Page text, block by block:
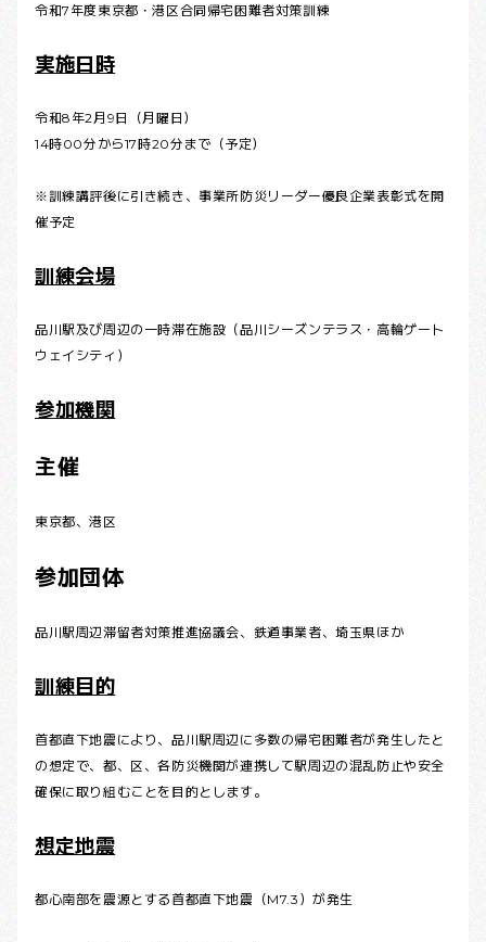
令和7年度東京都・港区合同帰宅困難者対策訓練
実施日時
令和8年2月9日（月曜日）
14時00分から17時20分まで（予定）
※訓練講評後に引き続き、事業所防災リーダー優良企業表彰式を開
催予定
訓練会場
品川駅及び周辺の一時滞在施設（品川シーズンテラス・高輪ゲート
ウェイシティ）
参加機関
主催
東京都、港区
参加団体
品川駅周辺滞留者対策推進協議会、鉄道事業者、埼玉県ほか
訓練目的
首都直下地震により、品川駅周辺に多数の帰宅困難者が発生したと
の想定で、都、区、各防災機関が連携して駅周辺の混乱防止や安全
確保に取り組むことを目的とします。
想定地震
都心南部を震源とする首都直下地震（M7.3）が発生